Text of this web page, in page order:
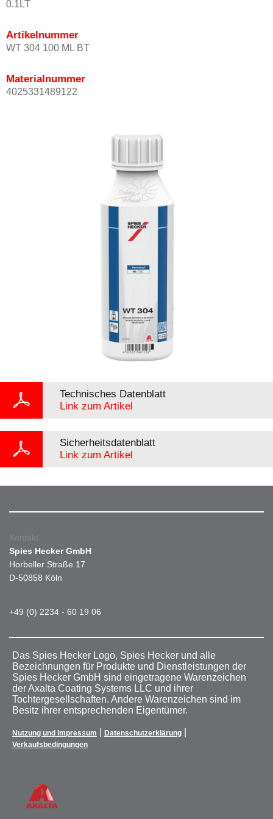
0.1LT
Artikelnummer
WT 304 100 ML BT
Materialnummer
4025331489122
Technisches Datenblatt
Link zum Artikel
Sicherheitsdatenblatt
Link zum Artikel
Kontakt
Spies Hecker GmbH
Horbeller Straße 17
D-50858 Köln
+49 (0) 2234 - 60 19 06
Das Spies Hecker Logo, Spies Hecker und alle
Bezeichnungen für Produkte und Dienstleistungen der
Spies Hecker GmbH sind eingetragene Warenzeichen
der Axalta Coating Systems LLC und ihrer
Tochtergesellschaften. Andere Warenzeichen sind im
Besitz ihrer entsprechenden Eigentümer.
Nutzung und Impressum Datenschutzerklärung
Verkaufsbedingungen